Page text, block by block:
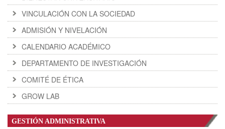
VINCULACIÓN CON LA SOCIEDAD
ADMISIÓN Y NIVELACIÓN
CALENDARIO ACADÉMICO
DEPARTAMENTO DE INVESTIGACIÓN
COMITÉ DE ÉTICA
GROW LAB
GESTIÓN ADMINISTRATIVA